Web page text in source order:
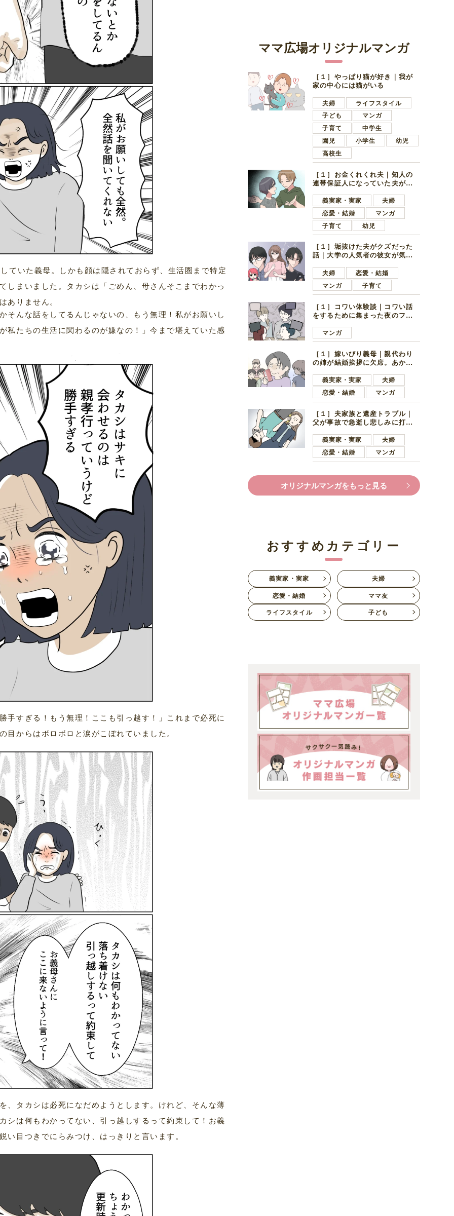
ていた義母。しかも顔は隠されておらず、生活圏まで特定
しまいました。タカシは「ごめん、母さんそこまでわかっ
ありません。
そんな話をしてるんじゃないの、もう無理！私がお願いし
私たちの生活に関わるのが嫌なの！」今まで堪えていた感
手すぎる！もう無理！ここも引っ越す！」これまで必死に
からはボロボロと涙がこぼれていました。
、タカシは必死になだめようとします。けれど、そんな薄
シは何もわかってない、引っ越しするって約束して！お義
目つきでにらみつけ、はっきりと言います。
ママ広場オリジナルマンガ
［１］やっぱり猫が好き｜我が
家の中心には猫がいる
夫婦
ライフスタイル
子ども
マンガ
子育て
中学生
園児
小学生
幼児
高校生
［１］お金くれくれ夫｜知人の
連帯保証人になっていた夫が家
言ってきた
義実家・実家
夫婦
恋愛・結婚
マンガ
子育て
幼児
［１］垢抜けた夫がクズだった
話｜大学の人気者の彼女が気に
子学生
夫婦
恋愛・結婚
マンガ
子育て
［１］コワい体験談｜コワい話
をするために集まった夜のファ
好きの男の子ママ
マンガ
［１］嫁いびり義母｜親代わり
の姉が結婚挨拶に欠席。あから
義実家・実家
夫婦
恋愛・結婚
マンガ
［１］夫家族と遺産トラブル｜
父が事故で急逝し悲しみに打ち
ます夫
義実家・実家
夫婦
恋愛・結婚
マンガ
オリジナルマンガをもっと見る
おすすめカテゴリー
義実家・実家
夫婦
恋愛・結婚
ママ友
ライフスタイル
子ども